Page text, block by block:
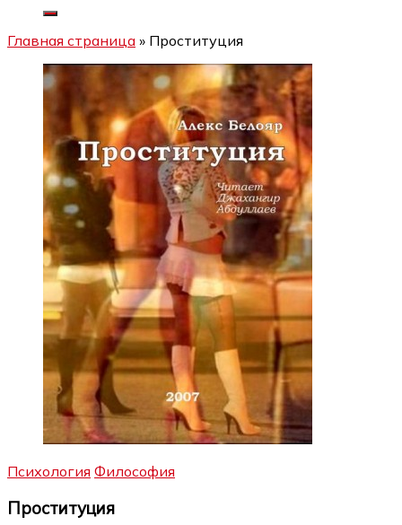
Главная страница » Проституция
Психология Философия
Проституция